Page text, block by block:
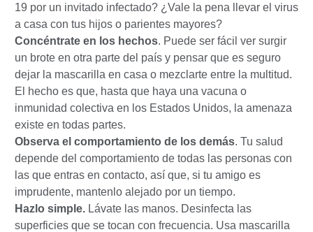
19 por un invitado infectado? ¿Vale la pena llevar el virus
a casa con tus hijos o parientes mayores?
Concéntrate en los hechos. Puede ser fácil ver surgir
un brote en otra parte del país y pensar que es seguro
dejar la mascarilla en casa o mezclarte entre la multitud.
El hecho es que, hasta que haya una vacuna o
inmunidad colectiva en los Estados Unidos, la amenaza
existe en todas partes.
Observa el comportamiento de los demás. Tu salud
depende del comportamiento de todas las personas con
las que entras en contacto, así que, si tu amigo es
imprudente, mantenlo alejado por un tiempo.
Hazlo simple. Lávate las manos. Desinfecta las
superficies que se tocan con frecuencia. Usa mascarilla